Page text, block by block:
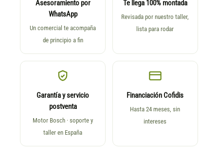
Asesoramiento por
WhatsApp
Un comercial te acompaña
de principio a fin
Te llega 100% montada
Revisada por nuestro taller,
lista para rodar
Garantía y servicio
postventa
Motor Bosch · soporte y
taller en España
Financiación Cofidis
Hasta 24 meses, sin
intereses